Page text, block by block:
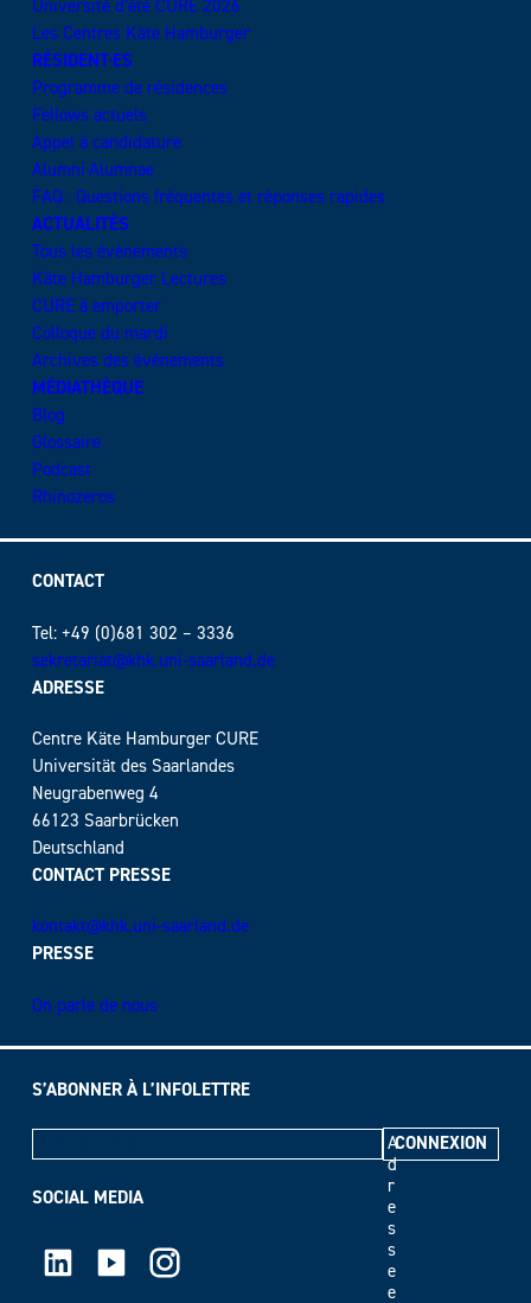
Université d’été CURE 2026
Les Centres Käte Hamburger
RÉSIDENT·ES
Programme de résidences
Fellows actuels
Appel à candidature
Alumni·Alumnae
FAQ : Questions fréquentes et réponses rapides
ACTUALITÉS
Tous les événements
Käte Hamburger Lectures
CURE à emporter
Colloque du mardi
Archives des événements
MÉDIATHÈQUE
Blog
Glossaire
Podcast
Rhinozeros
CONTACT
Tel: +49 (0)681 302 – 3336
sekretariat@khk.uni-saarland.de
ADRESSE
Centre Käte Hamburger CURE
Universität des Saarlandes
Neugrabenweg 4
66123 Saarbrücken
Deutschland
CONTACT PRESSE
kontakt@khk.uni-saarland.de
PRESSE
On parle de nous
S’ABONNER À L’INFOLETTRE
A
d
r
e
s
s
e
e
SOCIAL MEDIA
LinkedIn Youtube Instagram